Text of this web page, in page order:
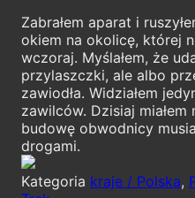
Zabrałem aparat i
okiem na okolicę, której
wczoraj. Myślałem, że
przylaszczki, ale albo
zawiodła. Widziałem
zawilców. Dzisiaj
budowę obwodnicy
drogami.
Kategoria kraje / Polska,